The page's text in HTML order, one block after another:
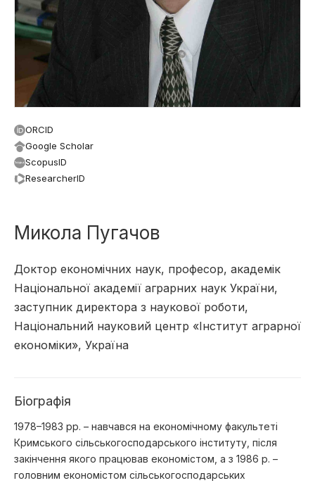
ORCID
Google Scholar
ScopusID
ResearcherID
Микола Пугачов
Доктор економічних наук, професор, академік
Національної академії аграрних наук України,
заступник директора з наукової роботи,
Національний науковий центр «Інститут аграрної
економіки», Україна
Біографія
1978–1983 pp. – навчався на економічному факультеті
Кримського сільськогосподарського інституту, після
закінчення якого працював економістом, а з 1986 р. –
головним економістом сільськогосподарських